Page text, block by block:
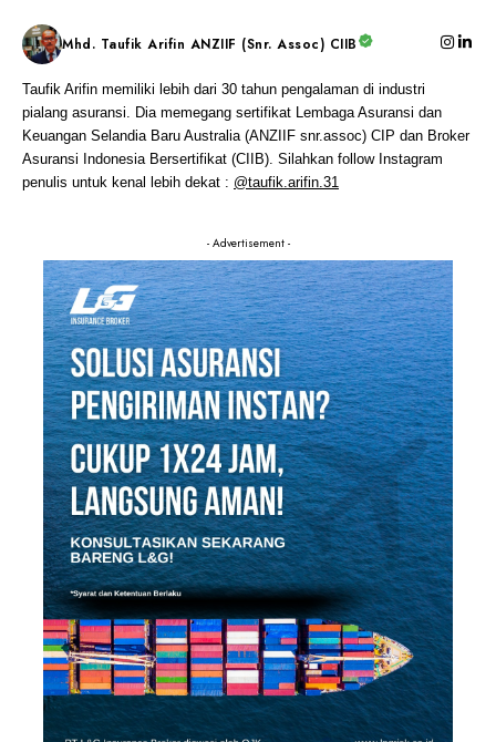
Mhd. Taufik Arifin ANZIIF (Snr. Assoc) CIIB
Taufik Arifin memiliki lebih dari 30 tahun pengalaman di industri
pialang asuransi. Dia memegang sertifikat Lembaga Asuransi dan
Keuangan Selandia Baru Australia (ANZIIF snr.assoc) CIP dan Broker
Asuransi Indonesia Bersertifikat (CIIB). Silahkan follow Instagram
penulis untuk kenal lebih dekat : @taufik.arifin.31
- Advertisement -